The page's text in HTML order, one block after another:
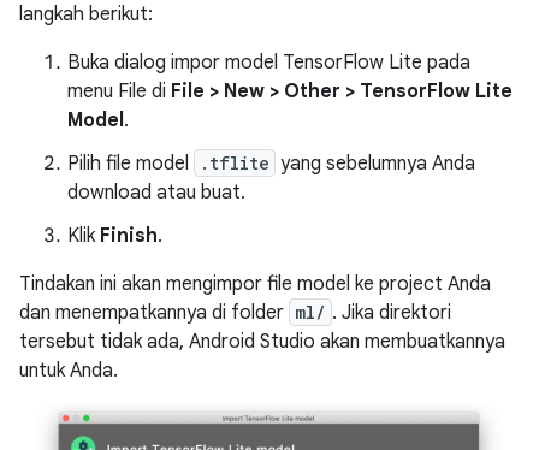
langkah berikut:
Buka dialog impor model TensorFlow Lite pada
menu File di File > New > Other > TensorFlow Lite
Model.
Pilih file model
.tflite yang sebelumnya Anda
download atau buat.
Klik Finish.
Tindakan ini akan mengimpor file model ke project Anda
dan menempatkannya di folder ml/ . Jika direktori
tersebut tidak ada, Android Studio akan membuatkannya
untuk Anda.